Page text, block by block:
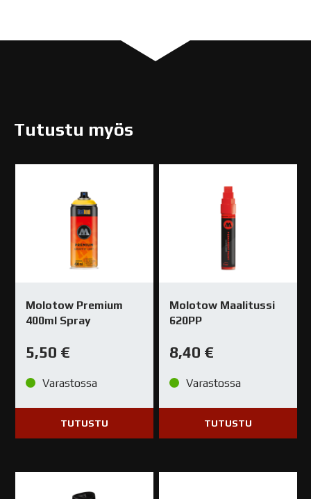
Tutustu myös
Molotow Premium
400ml Spray
5,50 €
Varastossa
TUTUSTU
Molotow Maalitussi
620PP
8,40 €
Varastossa
TUTUSTU